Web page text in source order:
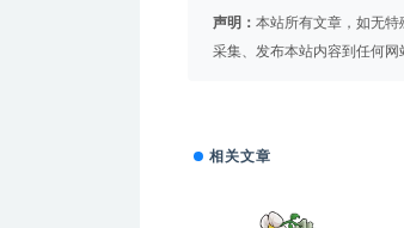
声明： 本站所有文章，如无特
采集、发布本站内容到任何网
相关文章